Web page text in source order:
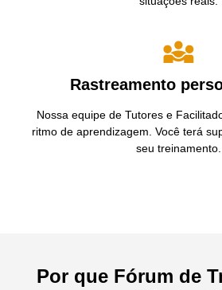
Rastreamento
Nossa equipe de Tutores e
ritmo de aprendizagem. Você terá
seu treinamento.
Por que Fórum de